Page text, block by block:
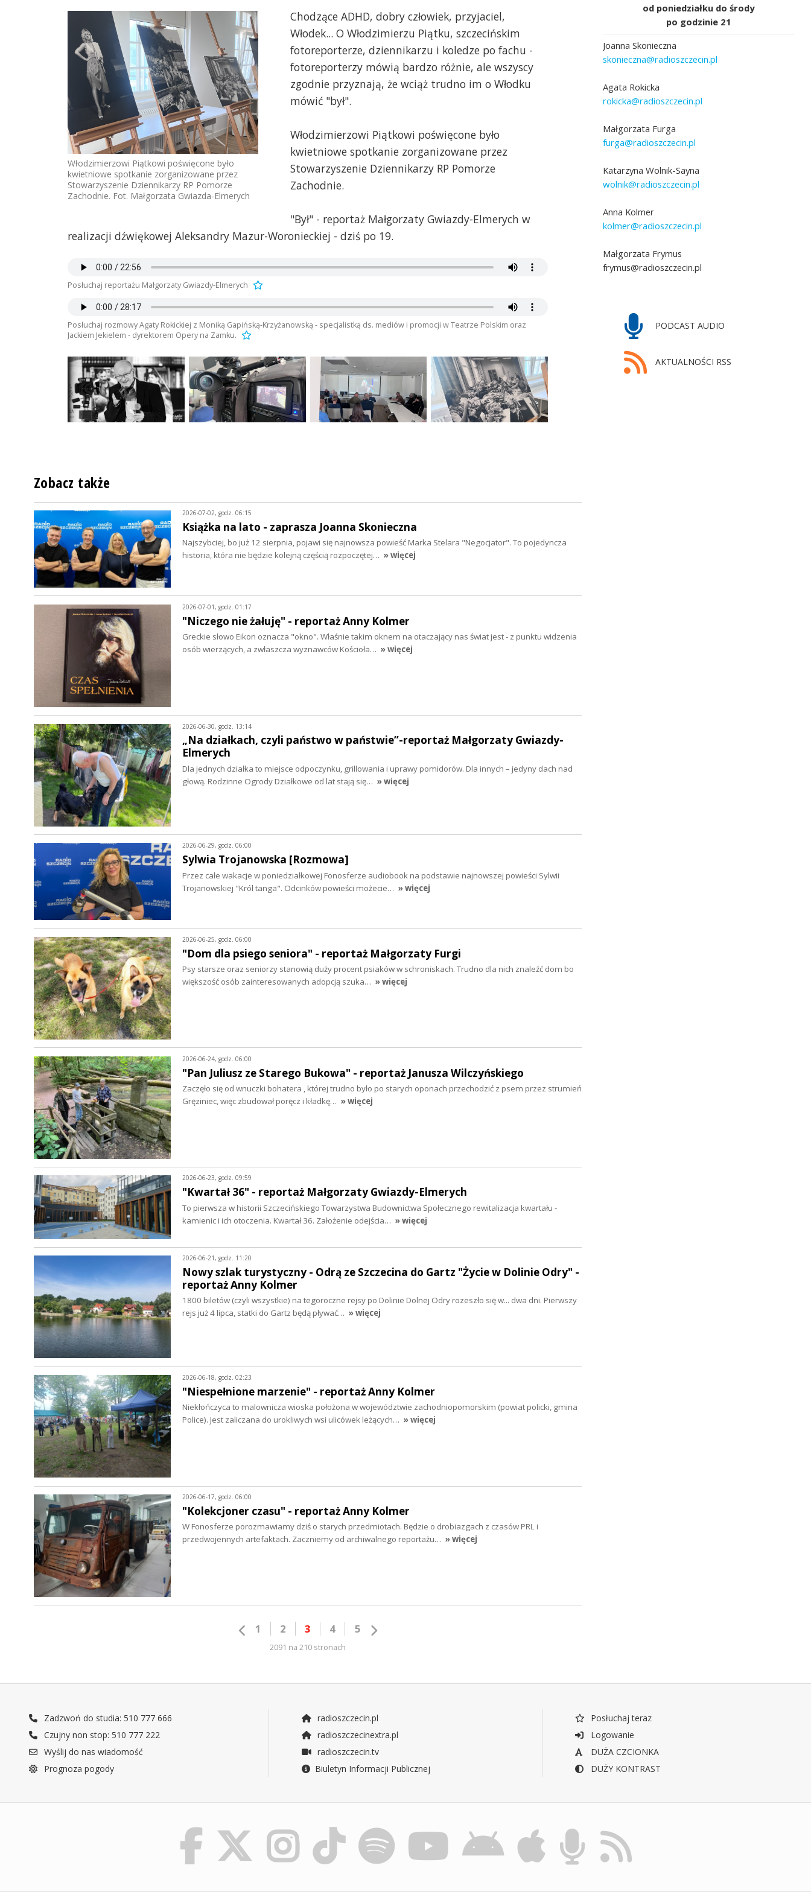
Włodzimierzowi Piątkowi poświęcone było
kwietniowe spotkanie zorganizowane przez
Stowarzyszenie Dziennikarzy RP Pomorze
Zachodnie. Fot. Małgorzata Gwiazda-Elmerych
Chodzące ADHD, dobry człowiek, przyjaciel,
Włodek... O Włodzimierzu Piątku, szczecińskim
fotoreporterze, dziennikarzu i koledze po fachu -
fotoreporterzy mówią bardzo różnie, ale wszyscy
zgodnie przyznają, że wciąż trudno im o Włodku
mówić "był".
Włodzimierzowi Piątkowi poświęcone było
kwietniowe spotkanie zorganizowane przez
Stowarzyszenie Dziennikarzy RP Pomorze
Zachodnie.
"Był" - reportaż Małgorzaty Gwiazdy-Elmerych w
realizacji dźwiękowej Aleksandry Mazur-Woronieckiej - dziś po 19.
Posłuchaj reportażu Małgorzaty Gwiazdy-Elmerych
Posłuchaj rozmowy Agaty Rokickiej z Moniką Gapińską-Krzyżanowską - specjalistką ds. mediów i promocji w Teatrze Polskim oraz
Jackiem Jekielem - dyrektorem Opery na Zamku.
od poniedziałku do środy
po godzinie 21
Joanna Skonieczna
skonieczna@radioszczecin.pl
Agata Rokicka
rokicka@radioszczecin.pl
Małgorzata Furga
furga@radioszczecin.pl
Katarzyna Wolnik-Sayna
wolnik@radioszczecin.pl
Anna Kolmer
kolmer@radioszczecin.pl
Małgorzata Frymus
frymus@radioszczecin.pl
PODCAST AUDIO
AKTUALNOŚCI RSS
Zobacz także
2026-07-02, godz. 06:15
Książka na lato - zaprasza Joanna Skonieczna
Najszybciej, bo już 12 sierpnia, pojawi się najnowsza powieść Marka Stelara "Negocjator". To pojedyncza
historia, która nie będzie kolejną częścią rozpoczętej… » więcej
2026-07-01, godz. 01:17
"Niczego nie żałuję" - reportaż Anny Kolmer
Greckie słowo Eikon oznacza "okno". Właśnie takim oknem na otaczający nas świat jest - z punktu widzenia
osób wierzących, a zwłaszcza wyznawców Kościoła… » więcej
2026-06-30, godz. 13:14
„Na działkach, czyli państwo w państwie”-reportaż Małgorzaty Gwiazdy-
Elmerych
Dla jednych działka to miejsce odpoczynku, grillowania i uprawy pomidorów. Dla innych – jedyny dach nad
głową. Rodzinne Ogrody Działkowe od lat stają się… » więcej
2026-06-29, godz. 06:00
Sylwia Trojanowska [Rozmowa]
Przez całe wakacje w poniedziałkowej Fonosferze audiobook na podstawie najnowszej powieści Sylwii
Trojanowskiej "Król tanga". Odcinków powieści możecie… » więcej
2026-06-25, godz. 06:00
"Dom dla psiego seniora" - reportaż Małgorzaty Furgi
Psy starsze oraz seniorzy stanowią duży procent psiaków w schroniskach. Trudno dla nich znaleźć dom bo
większość osób zainteresowanych adopcją szuka… » więcej
2026-06-24, godz. 06:00
"Pan Juliusz ze Starego Bukowa" - reportaż Janusza Wilczyńskiego
Zaczęło się od wnuczki bohatera , której trudno było po starych oponach przechodzić z psem przez strumień
Gręziniec, więc zbudował poręcz i kładkę… » więcej
2026-06-23, godz. 09:59
"Kwartał 36" - reportaż Małgorzaty Gwiazdy-Elmerych
To pierwsza w historii Szczecińskiego Towarzystwa Budownictwa Społecznego rewitalizacja kwartału -
kamienic i ich otoczenia. Kwartał 36. Założenie odejścia… » więcej
2026-06-21, godz. 11:20
Nowy szlak turystyczny - Odrą ze Szczecina do Gartz "Życie w Dolinie Odry" -
reportaż Anny Kolmer
1800 biletów (czyli wszystkie) na tegoroczne rejsy po Dolinie Dolnej Odry rozeszło się w... dwa dni. Pierwszy
rejs już 4 lipca, statki do Gartz będą pływać… » więcej
2026-06-18, godz. 02:23
"Niespełnione marzenie" - reportaż Anny Kolmer
Niekłończyca to malownicza wioska położona w województwie zachodniopomorskim (powiat policki, gmina
Police). Jest zaliczana do urokliwych wsi ulicówek leżących… » więcej
2026-06-17, godz. 06:00
"Kolekcjoner czasu" - reportaż Anny Kolmer
W Fonosferze porozmawiamy dziś o starych przedmiotach. Będzie o drobiazgach z czasów PRL i
przedwojennych artefaktach. Zaczniemy od archiwalnego reportażu… » więcej
1 2 3 4 5
2091 na 210 stronach
Zadzwoń do studia: 510 777 666
Czujny non stop: 510 777 222
Wyślij do nas wiadomość
Prognoza pogody
radioszczecin.pl
radioszczecinextra.pl
radioszczecin.tv
Biuletyn Informacji Publicznej
Posłuchaj teraz
Logowanie
DUŻA CZCIONKA
DUŻY KONTRAST